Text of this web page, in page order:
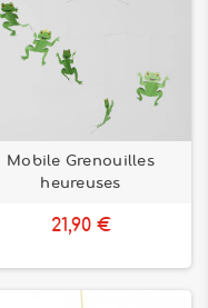
Mobile Grenouilles
heureuses
21,90 €